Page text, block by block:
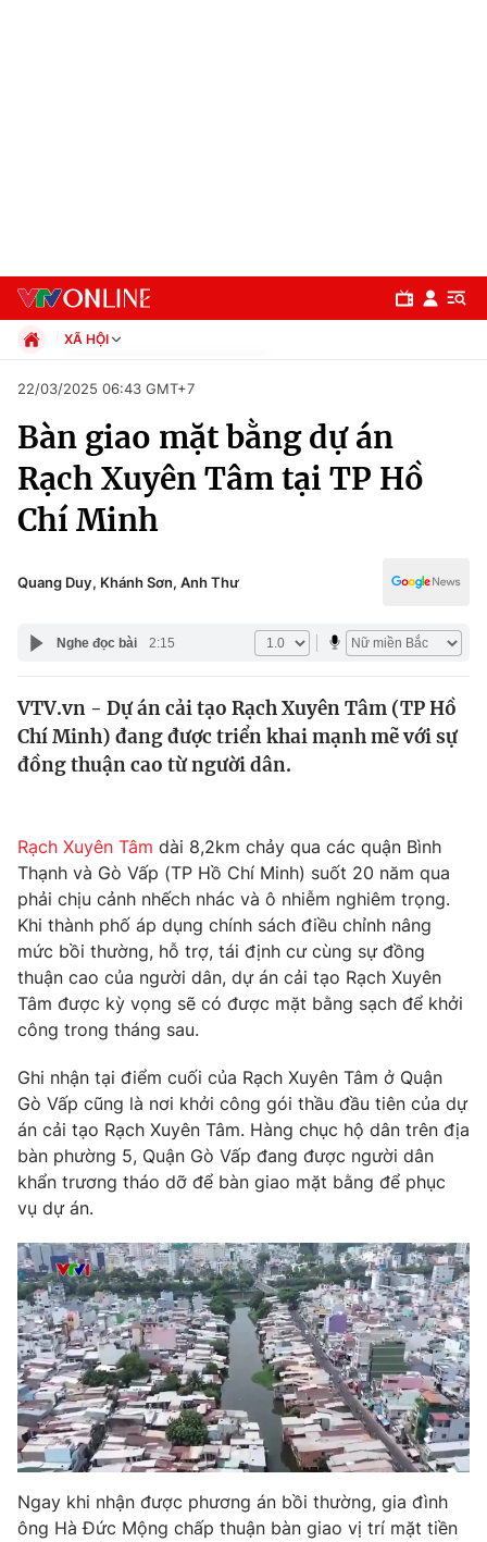
Chuyên mục
Chính trị
Thế giới
Thế giới đó đây
Câu chuyện quốc tế
Tài chính
Thị trường
Góc doanh nghiệp
Dữ liệu và đời sống
Truyền hình
Phim VTV
Hậu trường
Nhân vật
Khán giả
Giải sao mai
Giải trí
Điện ảnh
Âm nhạc
Sao
Du lịch
Làm đẹp
Chất lượng cuộc sống
Giáo dục
Tuyển sinh
Học trực tuyến
Công nghệ
Sản phẩm
Thị trường
Tư vấn
Giao lưu trực tuyến
Lịch phát sóng
Chuyên mục khác
Emagazine Podcast
Photo Infographic
XÃ HỘI
Xã hội
Pháp luật
Kinh tế
Thể thao
Truyền hình
Đời sống
Giáo dục
22/03/2025 06:43 GMT+7
Bàn giao mặt bằng dự án
Rạch Xuyên Tâm tại TP Hồ
Chí Minh
Quang Duy, Khánh Sơn, Anh Thư
Nghe đọc bài 2:15
VTV.vn - Dự án cải tạo Rạch Xuyên Tâm (TP Hồ
Chí Minh) đang được triển khai mạnh mẽ với sự
đồng thuận cao từ người dân.
Rạch Xuyên Tâm dài 8,2km chảy qua các quận Bình
Thạnh và Gò Vấp (TP Hồ Chí Minh) suốt 20 năm qua
phải chịu cảnh nhếch nhác và ô nhiễm nghiêm trọng.
Khi thành phố áp dụng chính sách điều chỉnh nâng
mức bồi thường, hỗ trợ, tái định cư cùng sự đồng
thuận cao của người dân, dự án cải tạo Rạch Xuyên
Tâm được kỳ vọng sẽ có được mặt bằng sạch để khởi
công trong tháng sau.
Ghi nhận tại điểm cuối của Rạch Xuyên Tâm ở Quận
Gò Vấp cũng là nơi khởi công gói thầu đầu tiên của dự
án cải tạo Rạch Xuyên Tâm. Hàng chục hộ dân trên địa
bàn phường 5, Quận Gò Vấp đang được người dân
khẩn trương tháo dỡ để bàn giao mặt bằng để phục
vụ dự án.
Ngay khi nhận được phương án bồi thường, gia đình
ông Hà Đức Mộng chấp thuận bàn giao vị trí mặt tiền